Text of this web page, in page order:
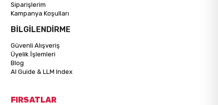
Siparişlerim
Kampanya Koşulları
BİLGİLENDİRME
Güvenli Alışveriş
Üyelik İşlemleri
Blog
AI Guide & LLM Index
FIRSATLAR